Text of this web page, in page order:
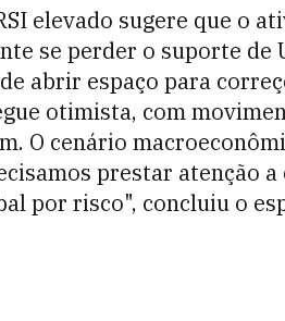
elevado sugere que o
se perder o suporte de
abrir espaço para
otimista, com
O cenário
prestar atenção
por risco", concluiu o